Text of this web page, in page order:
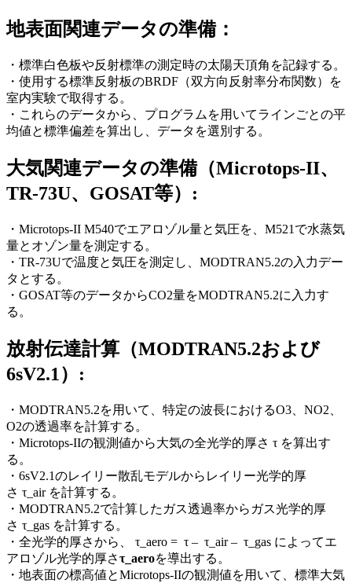
地表面関連データの準備：
・標準白色板や反射標準の測定時の太陽天頂角を記録する。
・ 使用する標準反射板のBRDF （双方向反射率分布関数）を
室内実験で取得する。
・これらのデータから、プログラムを用いてラインごとの平
均値と標準偏差を算出し、データを選別する。
大気関連データの準備（Microtops-II、
TR-73U、 GOSAT等）:
・Microtops-II M540でエアロゾル量と気圧を、 M521 で水蒸気
量とオゾン量を測定する。
・ TR-73Uで温度と気圧を測定し、 MODTRAN5.2の入力デー
タとする。
・ GOSAT等のデータからCO2量をMODTRAN5.2に入力す
る。
放射伝達計算（MODTRAN5.2および
6sV2.1）:
・MODTRAN5.2を用いて、特定の波長におけるO3 NO2​
O2​の透過率を計算する。
・ Microtops-IIの観測値から大気の全光学的厚さ τ を算出す
る。
・ 6sV2.1のレイリー散乱モデルからレイリー光学的厚
さ τ_ air を計算する。
・ MODTRAN5.2で計算したガス透過率からガス光学的厚
さ τ_gas を計算する。
・ 全光学的厚さから、 τ_aero = τ – τ_air – τ_gas によってエ
アロゾル光学的厚さτ_aeroを導出する。
・ 地表面の標高値とMicrotops-IIの観測値を用いて、標準大気